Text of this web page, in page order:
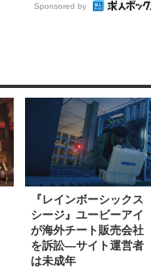
Sponsored by
『レインボーシックス
シージ』ユービーアイ
が海外チート販売会社
を訴訟―サイト運営者
は未成年